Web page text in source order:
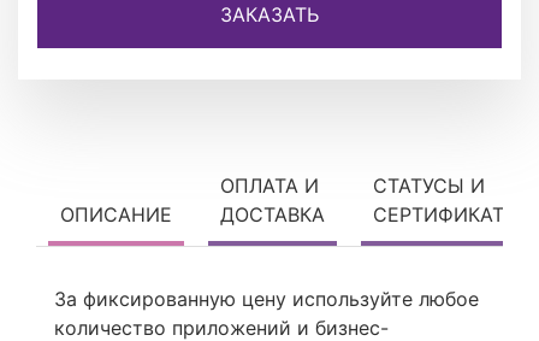
ЗАКАЗАТЬ
ОПИСАНИЕ
ОПЛАТА И
ДОСТАВКА
СТАТУСЫ И
СЕРТИФИКАТЫ
За фиксированную цену используйте любое
количество приложений и бизнес-